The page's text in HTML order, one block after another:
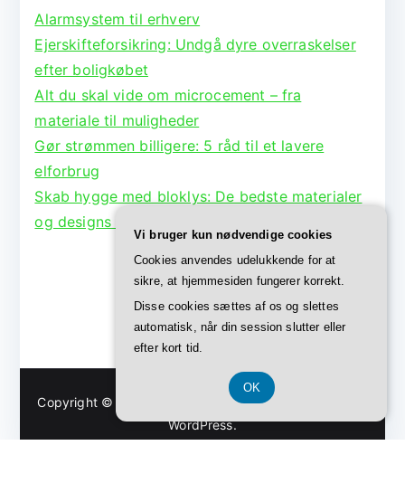
Alarmsystem til erhverv
Ejerskifteforsikring: Undgå dyre overraskelser
efter boligkøbet
Alt du skal vide om microcement – fra
materiale til muligheder
Gør strømmen billigere: 5 råd til et lavere
elforbrug
Skab hygge med bloklys: De bedste materialer
og designs til lysestager
Copyright © 2026 . Powered by
WordPress.
Vi bruger kun nødvendige cookies
Cookies anvendes udelukkende for at
sikre, at hjemmesiden fungerer korrekt.
Disse cookies sættes af os og slettes
automatisk, når din session slutter eller
efter kort tid.
OK